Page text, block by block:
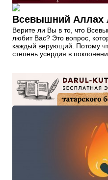
Всевышний Аллах
Верите ли Вы в то, что
любит Вас? Это вопрос,
каждый верующий. Потому
степень усердия в